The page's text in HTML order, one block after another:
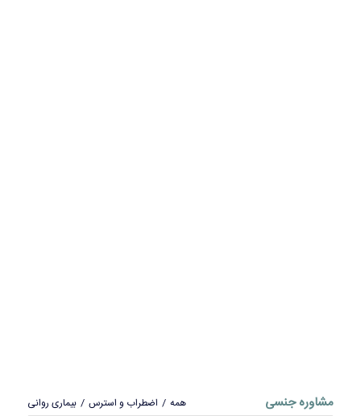
مشاوره جنسی همه / اضطراب و استرس / بیماری روانی